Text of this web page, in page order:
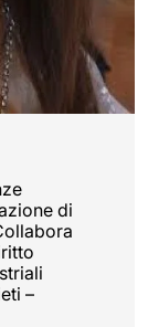
di
–